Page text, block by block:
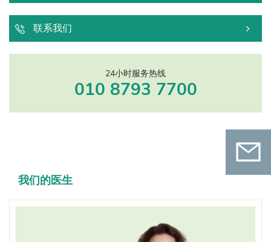
联系我
联系我们
24小时服务热线
010 8793 7700
我们的医生